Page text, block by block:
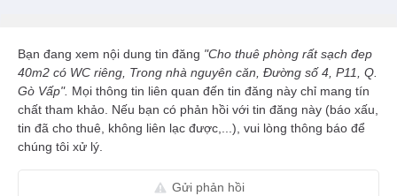
Bạn đang xem nội dung tin đăng "Cho thuê phòng rất sạch đep
40m2 có WC riêng, Trong nhà nguyên căn, Đường số 4, P11, Q.
Gò Vấp". Mọi thông tin liên quan đến tin đăng này chỉ mang tín
chất tham khảo. Nếu bạn có phản hồi với tin đăng này (báo xấu,
tin đã cho thuê, không liên lạc được,...), vui lòng thông báo để
chúng tôi xử lý.
Gửi phản hồi